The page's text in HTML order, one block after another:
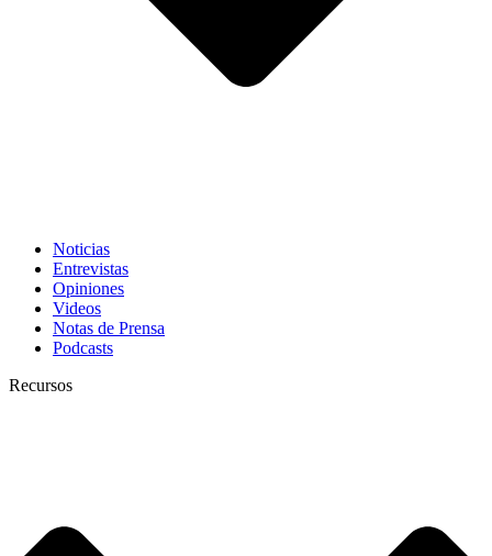
Noticias
Entrevistas
Opiniones
Videos
Notas de Prensa
Podcasts
Recursos